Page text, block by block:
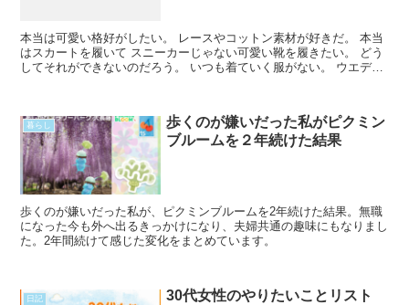
本当は可愛い格好がしたい。 レースやコットン素材が好きだ。 本当
はスカートを履いて スニーカーじゃない可愛い靴を履きたい。 どう
してそれができないのだろう。 いつも着ていく服がない。 ウエディ
暮らし
歩くのが嫌いだった私がピクミン
ブルームを２年続けた結果
歩くのが嫌いだった私が、ピクミンブルームを2年続けた結果。無職
になった今も外へ出るきっかけになり、夫婦共通の趣味にもなりまし
た。2年間続けて感じた変化をまとめています。
日記
30代女性のやりたいことリスト